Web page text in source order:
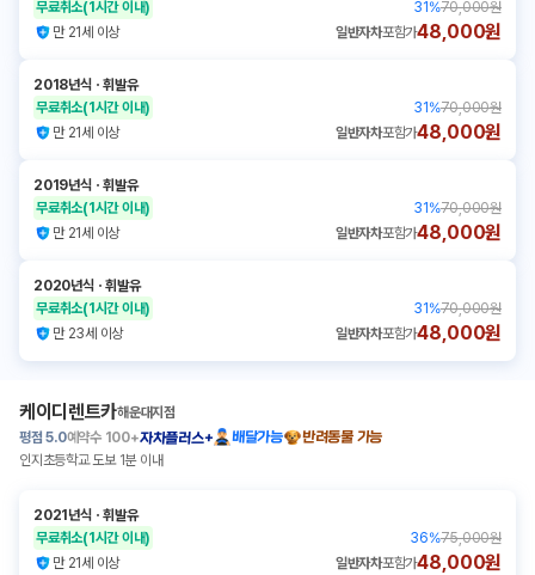
무료취소(1시간 이내) 31 %70,000원
만 21세 이상
일반자차포함가48,000원
2018년식 ㆍ휘발유
무료취소(1시간 이내) 31 %70,000원
만 21세 이상
일반자차포함가48,000원
2019년식 ㆍ휘발유
무료취소(1시간 이내) 31 %70,000원
만 21세 이상
일반자차포함가48,000원
2020년식 ㆍ휘발유
무료취소(1시간 이내) 31 %70,000원
만 23세 이상
일반자차포함가48,000원
케이디렌트카해운대지점
평점 5.0예약수 100+자차플러스+ 배달가능
반려동물 가능
인지초등학교 도보 1분 이내
2021년식 ㆍ휘발유
무료취소(1시간 이내) 36%75,000원
만 21세 이상
일반자차포함가48,000원